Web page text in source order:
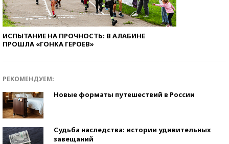
ИСПЫТАНИЕ НА ПРОЧНОСТЬ: В АЛАБИНЕ
ПРОШЛА «ГОНКА ГЕРОЕВ»
РЕКОМЕНДУЕМ:
Новые форматы путешествий в России
Судьба наследства: истории удивительных
завещаний